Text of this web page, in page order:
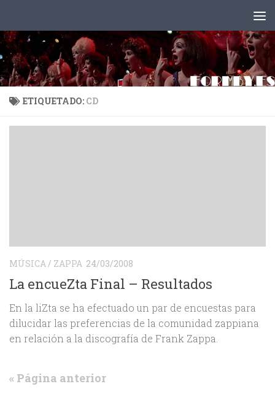
ETIQUETADO: CD
MÚSICA/ ZAPPA 24/03/2008
La encueZta Final – Resultados
En la liZta se ha efectuado un par de encuestas para
dilucidar las preferencias de la comunidad zappiana
en relación a la discografía de Frank Zappa.
« Página anterior